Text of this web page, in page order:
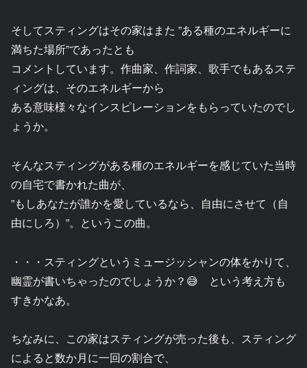
そしてスティングはその家はまた ”ある種のエネルギーに
満ちた場所”であったとも
コメントしています。作曲家、作詞家、歌手でもあるステ
ィングは、そのエネルギーから
ある意味様々なインスピレーションをもらっていたのでし
ょうか。
そんなスティングがある種のエネルギーを感じていた当時
の自宅で書かれた曲が、
”もしあなたが誰かを愛しているなら、自由にさせて（自
由にしろ）”。というこの曲。
・・・スティングというミュージッシャンの体をかりて、
幽霊が書いちゃったのでしょうか？😅 という考え方も
すきかなあ。
ちなみに、この家はスティングが売った後も、スティング
によると数か月に一回の割合で、